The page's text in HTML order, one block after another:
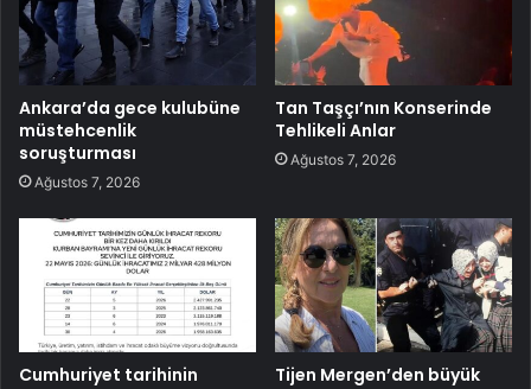
Ankara’da gece kulubüne
müstehcenlik
soruşturması
Ağustos 7, 2026
Tan Taşçı’nın Konserinde
Tehlikeli Anlar
Ağustos 7, 2026
Cumhuriyet tarihinin
Tijen Mergen’den büyük